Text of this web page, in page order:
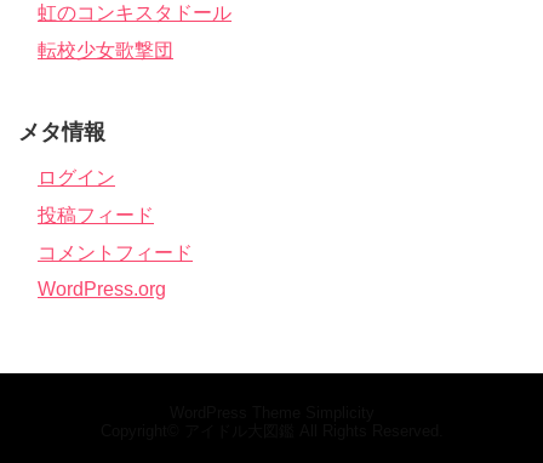
虹のコンキスタドール
転校少女歌撃団
メタ情報
ログイン
投稿フィード
コメントフィード
WordPress.org